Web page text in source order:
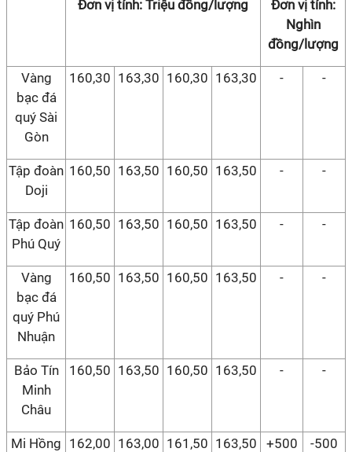
Đơn vị tính: Triệu đồng/lượng
Đơn vị tính:
Nghìn
đồng/lượng
Vàng
bạc đá
quý Sài
Gòn
160,30 163,30 160,30 163,30 - -
Tập đoàn
Doji
160,50 163,50 160,50 163,50 - -
Tập đoàn
Phú Quý
160,50 163,50 160,50 163,50 - -
Vàng
bạc đá
quý Phú
Nhuận
160,50 163,50 160,50 163,50 - -
Bảo Tín
Minh
Châu
160,50 163,50 160,50 163,50 - -
Mi Hồng 162,00 163,00 161,50 163,50 +500 -500